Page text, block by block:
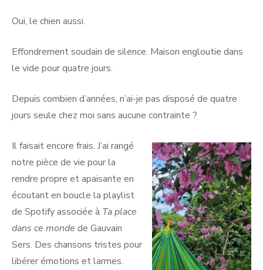
Oui, le chien aussi.
Effondrement soudain de silence. Maison engloutie dans
le vide pour quatre jours.
Depuis combien d’années, n’ai-je pas disposé de quatre
jours seule chez moi sans aucune contrainte ?
Il faisait encore frais. J’ai rangé
notre pièce de vie pour la
rendre propre et apaisante en
écoutant en boucle la playlist
de Spotify associée à Ta place
dans ce monde de Gauvain
Sers. Des chansons tristes pour
libérer émotions et larmes.